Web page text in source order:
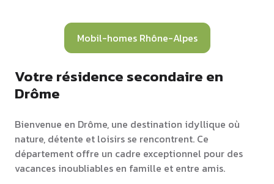
Mobil-homes Rhône-Alpes
Votre résidence secondaire en
Drôme
Bienvenue en Drôme, une destination idyllique où
nature, détente et loisirs se rencontrent. Ce
département offre un cadre exceptionnel pour des
vacances inoubliables en famille et entre amis.